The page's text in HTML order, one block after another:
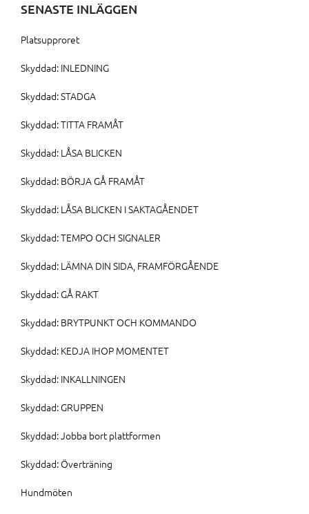
SENASTE INLÄGGEN
Platsupproret
Skyddad: INLEDNING
Skyddad: STADGA
Skyddad: TITTA FRAMÅT
Skyddad: LÅSA BLICKEN
Skyddad: BÖRJA GÅ FRAMÅT
Skyddad: LÅSA BLICKEN I SAKTAGÅENDET
Skyddad: TEMPO OCH SIGNALER
Skyddad: LÄMNA DIN SIDA, FRAMFÖRGÅENDE
Skyddad: GÅ RAKT
Skyddad: BRYTPUNKT OCH KOMMANDO
Skyddad: KEDJA IHOP MOMENTET
Skyddad: INKALLNINGEN
Skyddad: GRUPPEN
Skyddad: Jobba bort plattformen
Skyddad: Överträning
Hundmöten